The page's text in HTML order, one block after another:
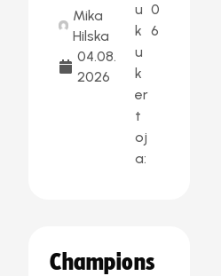
Mika
Hilska
04.08.
2026
u
k
u
k
er
t
oj
a:
0
6
Champions